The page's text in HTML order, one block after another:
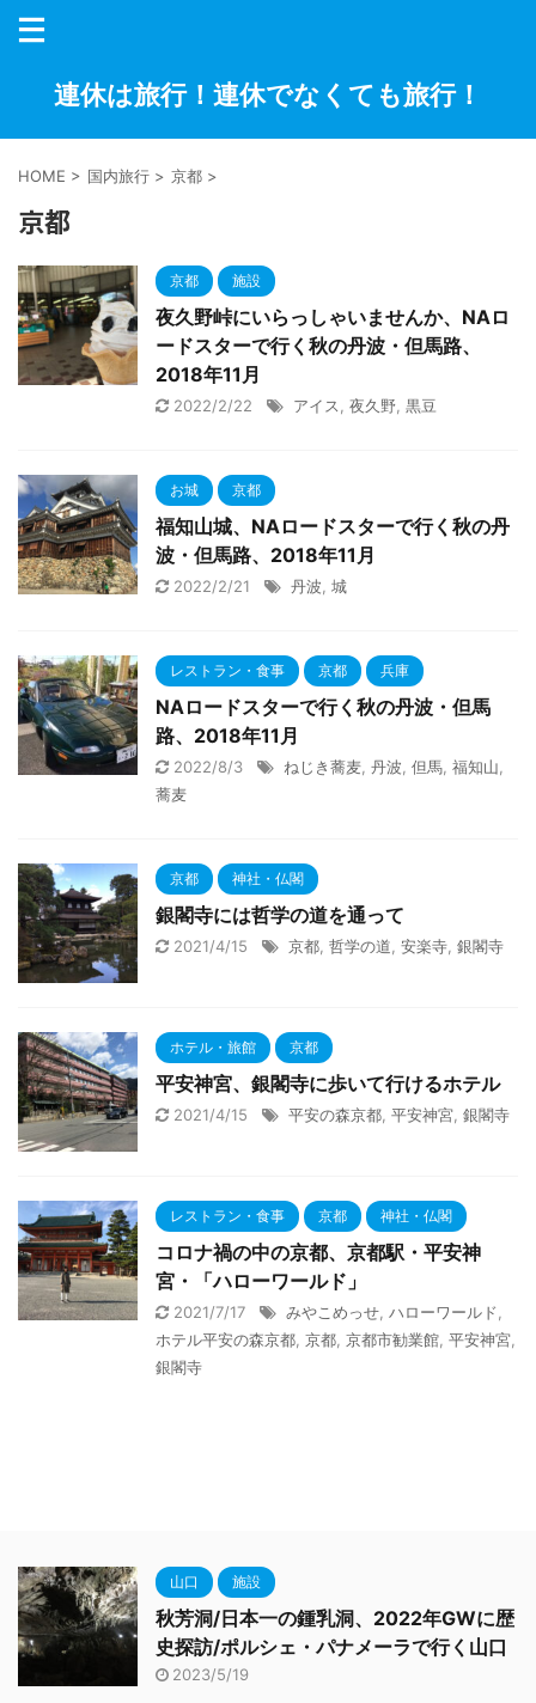
連休は旅行！連休でなくても旅行！
HOME > 国内旅行 > 京都 >
京都
京都 施設
夜久野峠にいらっしゃいませんか、NAロ
ードスターで行く秋の丹波・但馬路、
2018年11月
2022/2/22 アイス 夜久野 黒豆
お城 京都
福知山城、NAロードスターで行く秋の丹
波・但馬路、2018年11月
2022/2/21 丹波 城
レストラン・食事 京都 兵庫
NAロードスターで行く秋の丹波・但馬
路、2018年11月
2022/8/3 ねじき蕎麦 丹波 但馬 福知山
蕎麦
京都 神社・仏閣
銀閣寺には哲学の道を通って
2021/4/15 京都 哲学の道 安楽寺 銀閣寺
ホテル・旅館 京都
平安神宮、銀閣寺に歩いて行けるホテル
2021/4/15 平安の森京都 平安神宮 銀閣寺
レストラン・食事 京都 神社・仏閣
コロナ禍の中の京都、京都駅・平安神
宮・「ハローワールド」
2021/7/17 みやこめっせ ハローワールド
ホテル平安の森京都 京都 京都市勧業館 平安神宮
銀閣寺
山口 施設
秋芳洞/日本一の鍾乳洞、2022年GWに歴
史探訪/ポルシェ・パナメーラで行く山口
2023/5/19